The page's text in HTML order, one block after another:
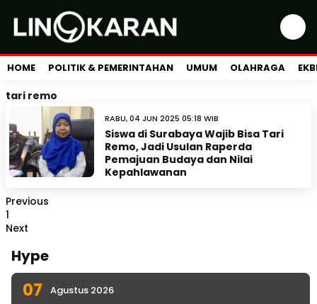
HOME POLITIK & PEMERINTAHAN UMUM OLAHRAGA
tari remo
RABU, 04 JUN 2025 05:18 WIB
Siswa di Surabaya Wajib Bisa Tari
Remo, Jadi Usulan Raperda
Pemajuan Budaya dan Nilai
Kepahlawanan
Previous
1
Next
Hype
07 Agustus 2026